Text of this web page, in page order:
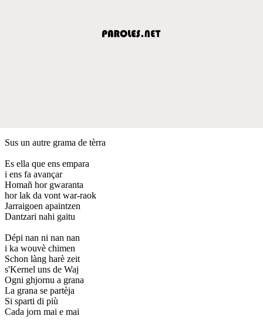
Sus un autre grama de tèrra
Es ella que ens empara
i ens fa avançar
Homañ hor gwaranta
hor lak da vont war-raok
Jarraigoen apaintzen
Dantzari nahi gaitu
Dépi nan ni nan nan
i ka wouvè chimen
Schon làng harè zeit
s'Kernel uns de Waj
Ogni ghjornu a grana
La grana se partèja
Si sparti di più
Cada jorn mai e mai